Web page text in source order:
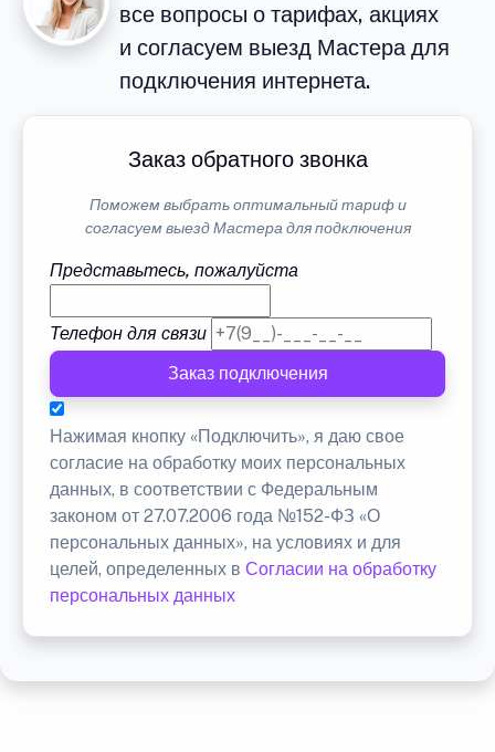
все вопросы о тарифах, акциях
и согласуем выезд Мастера для
подключения интернета.
Заказ обратного звонка
Поможем выбрать оптимальный тариф и
согласуем выезд Мастера для подключения
Представьтесь, пожалуйста
Телефон для связи
Заказ подключения
Нажимая кнопку «Подключить», я даю свое
согласие на обработку моих персональных
данных, в соответствии с Федеральным
законом от 27.07.2006 года №152-ФЗ «О
персональных данных», на условиях и для
целей, определенных в Согласии на обработку
персональных данных